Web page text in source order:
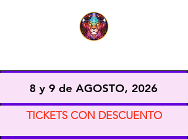
8 y 9 de AGOSTO, 2026
TICKETS CON DESCUENTO